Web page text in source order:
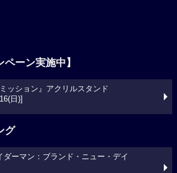
ペーン実施中】
ミッション』アクリルスタンド
日)]
グ
ーマン：ブランド・ニュー・デイ